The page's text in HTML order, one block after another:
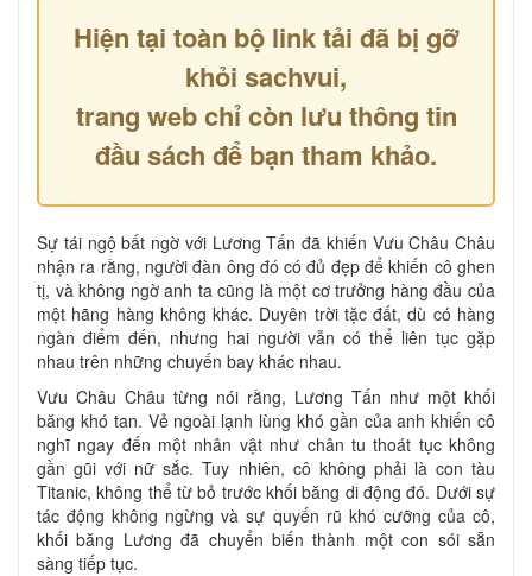
Hiện tại toàn bộ link tải đã bị gỡ
khỏi sachvui,
trang web chỉ còn lưu thông tin
đầu sách để bạn tham khảo.
Sự tái ngộ bất ngờ với Lương Tấn đã khiến Vưu Châu Châu
nhận ra rằng, người đàn ông đó có đủ đẹp để khiến cô ghen
tị, và không ngờ anh ta cũng là một cơ trưởng hàng đầu của
một hãng hàng không khác. Duyên trời tặc đất, dù có hàng
ngàn điểm đến, nhưng hai người vẫn có thể liên tục gặp
nhau trên những chuyến bay khác nhau.
Vưu Châu Châu từng nói rằng, Lương Tấn như một khối
băng khó tan. Vẻ ngoài lạnh lùng khó gần của anh khiến cô
nghĩ ngay đến một nhân vật như chân tu thoát tục không
gần gũi với nữ sắc. Tuy nhiên, cô không phải là con tàu
Titanic, không thể từ bỏ trước khối băng di động đó. Dưới sự
tác động không ngừng và sự quyến rũ khó cưỡng của cô,
khối băng Lương đã chuyển biến thành một con sói sẵn
sàng tiếp tục.